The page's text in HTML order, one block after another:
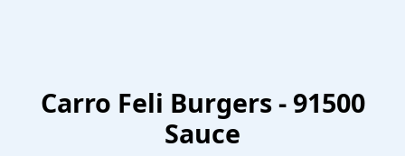
Carro Feli Burgers - 91500
Sauce